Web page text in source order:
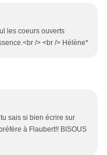
les coeurs ouverts
/> <br /> Hélène*
sais si bien écrire sur
à Flaubert!! BISOUS